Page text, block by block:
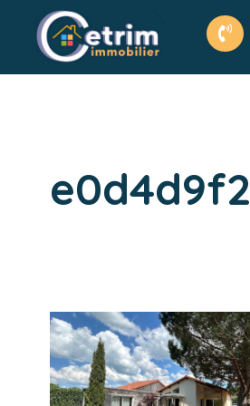
e0d4d9f2